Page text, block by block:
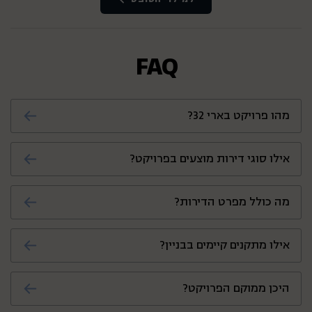
יוקרה ואיכות חיים. הצטרפו למשפחת הדיירים
📞 לפרטים נוספים ותיאום פגישה: צרו קשר עוד
FAQ
מהו פרויקט בארי 32?
הכולל 25 דירות מרווחות בעיצוב יוקרתי וחכם.
אילו סוגי דירות מוצעים בפרויקט?
ופנטהאוזים עם מרפסות גג.
מה כולל מפרט הדירות?
כל דירה כוללת מטבח מודרני, סלון גדול, חדרי
שינה מרווחים, ממ"ד, מרפסת שמש וחניה פרטית.
אילו מתקנים קיימים בבניין?
ומעלית מהירה ושקטה.
היכן ממוקם הפרויקט?